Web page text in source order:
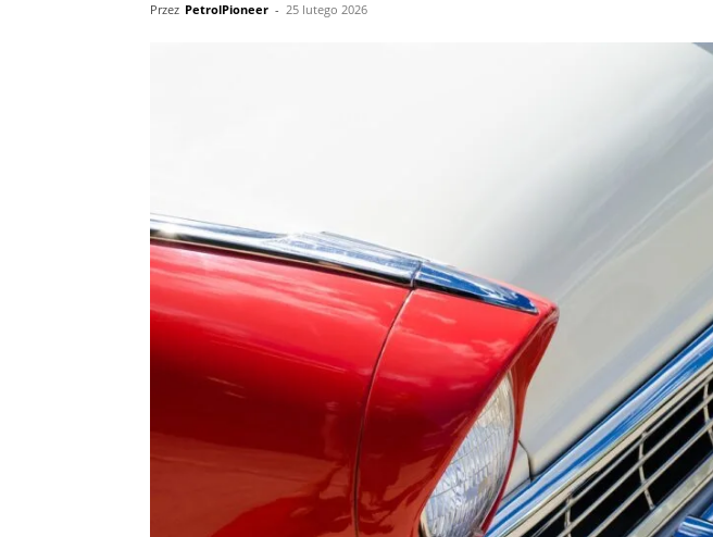
Przez PetrolPioneer - 25 lutego 2026